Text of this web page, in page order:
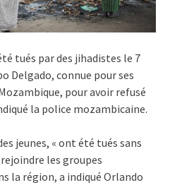
tués par des jihadistes le 7
Delgado, connue pour ses
pour avoir refusé
la police mozambicaine.
jeunes, « ont été tués sans
les groupes
la région, a indiqué Orlando